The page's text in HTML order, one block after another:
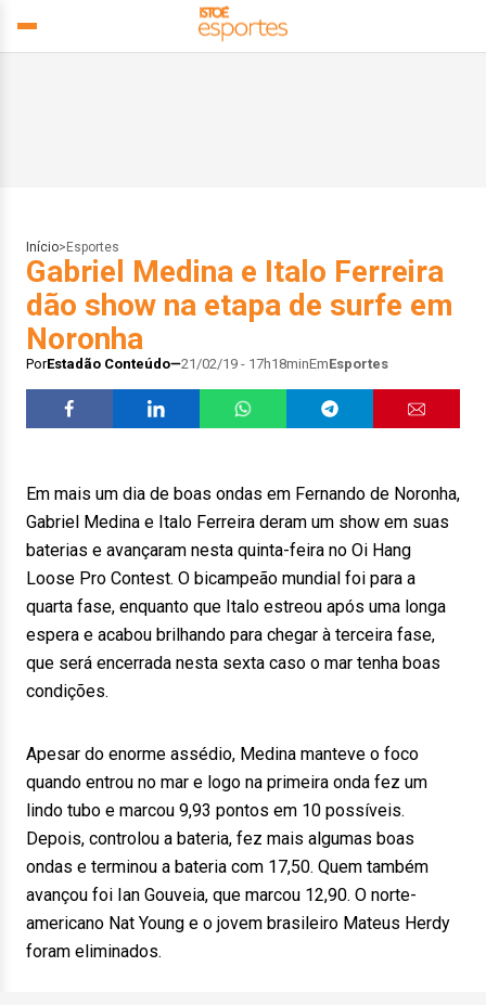
Início> Esportes
Gabriel Medina e Italo Ferreira
dão show na etapa de surfe em
Noronha
PorEstadão Conteúdo 21/02/19 - 17h18minEmEsportes
Em mais um dia de boas ondas em Fernando de Noronha,
Gabriel Medina e Italo Ferreira deram um show em suas
baterias e avançaram nesta quinta-feira no Oi Hang
Loose Pro Contest. O bicampeão mundial foi para a
quarta fase, enquanto que Italo estreou após uma longa
espera e acabou brilhando para chegar à terceira fase,
que será encerrada nesta sexta caso o mar tenha boas
condições.
Apesar do enorme assédio, Medina manteve o foco
quando entrou no mar e logo na primeira onda fez um
lindo tubo e marcou 9,93 pontos em 10 possíveis.
Depois, controlou a bateria, fez mais algumas boas
ondas e terminou a bateria com 17,50. Quem também
avançou foi Ian Gouveia, que marcou 12,90. O norte-
americano Nat Young e o jovem brasileiro Mateus Herdy
foram eliminados.